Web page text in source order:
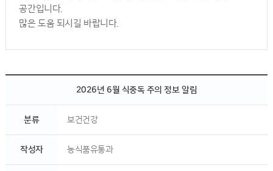
공간입니다.
많은 도움 되시길 바랍니다.
2026년 6월 식중독 주의 정보 알림
분류 보건건강
작성자 농식품유통과